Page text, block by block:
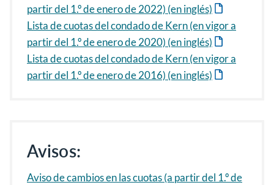
partir del 1.º de enero de 2022) (en inglés)
Lista de cuotas del condado de Kern (en vigor a
partir del 1.º de enero de 2020) (en inglés)
Lista de cuotas del condado de Kern (en vigor a
partir del 1.º de enero de 2016) (en inglés)
Avisos:
Aviso de cambios en las cuotas (a partir del 1.º de